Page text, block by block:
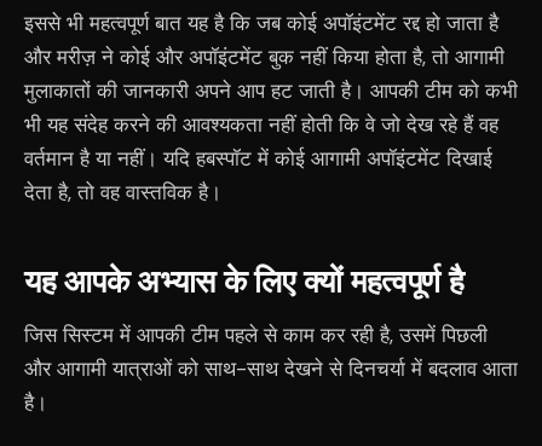
इससे भी महत्वपूर्ण बात यह है कि जब कोई अपॉइंटमेंट रद्द हो जाता है
और मरीज़ ने कोई और अपॉइंटमेंट बुक नहीं किया होता है, तो आगामी
मुलाकातों की जानकारी अपने आप हट जाती है। आपकी टीम को कभी
भी यह संदेह करने की आवश्यकता नहीं होती कि वे जो देख रहे हैं वह
वर्तमान है या नहीं। यदि हबस्पॉट में कोई आगामी अपॉइंटमेंट दिखाई
देता है, तो वह वास्तविक है।
यह आपके अभ्यास के लिए क्यों महत्वपूर्ण है
जिस सिस्टम में आपकी टीम पहले से काम कर रही है, उसमें पिछली
और आगामी यात्राओं को साथ-साथ देखने से दिनचर्या में बदलाव आता
है।